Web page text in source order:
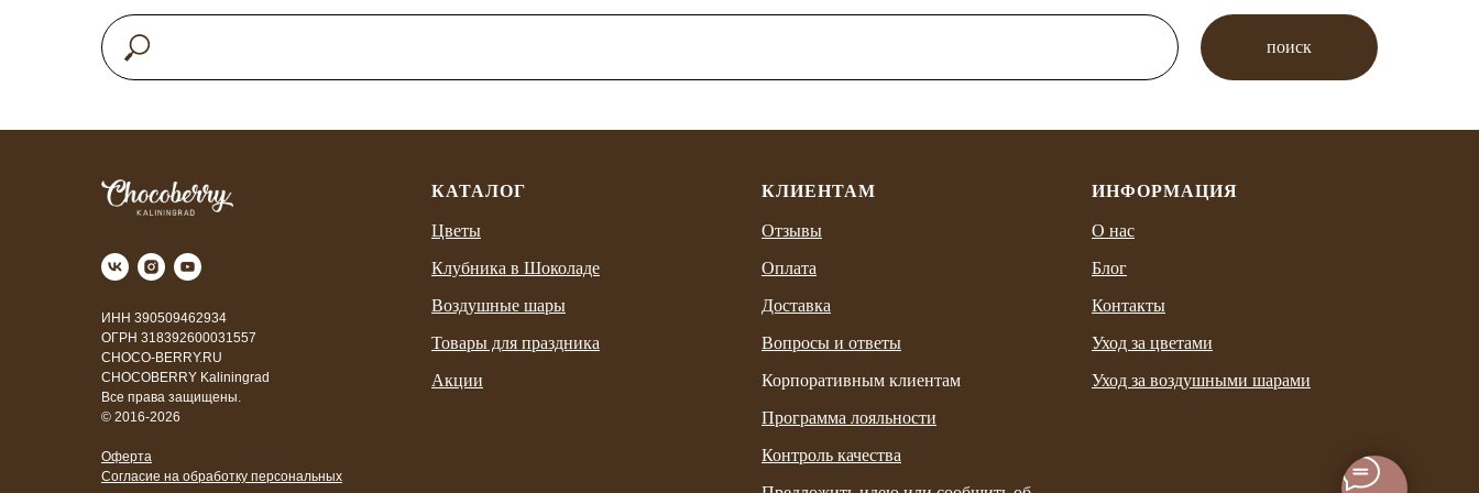
поиск
ИНН 390509462934
ОГРН 318392600031557
CHOCO-BERRY.RU
CHOCOBERRY Kaliningrad
Все права защищены.
© 2016-2026
Оферта
Согласие на обработку персональных
КАТАЛОГ
Цветы
Клубника в Шоколаде
Воздушные шары
Товары для праздника
Акции
КЛИЕНТАМ
Отзывы
Оплата
Доставка
Вопросы и ответы
Корпоративным клиентам
Программа лояльности
Контроль качества
ИНФОРМАЦИЯ
О нас
Блог
Контакты
Уход за цветами
Уход за воздушными шарами